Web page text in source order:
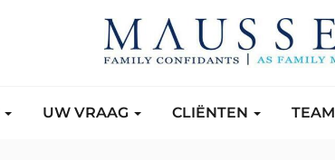
UW VRAAG CLIËNTEN TEAM